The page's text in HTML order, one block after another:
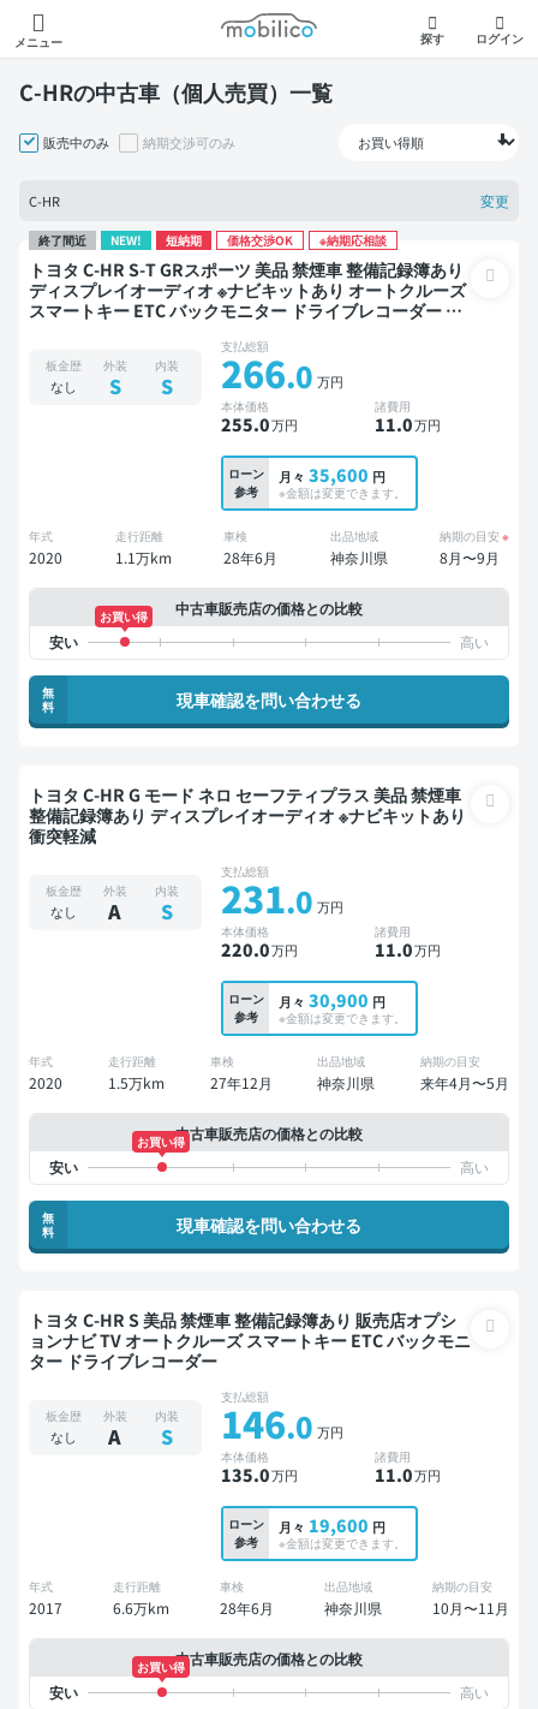
メニュー
モビリコ
探す ログイン
C-HRの中古車（個人売買）一覧
販売中のみ 納期交渉可のみ
C-HR 変更
終了間近 NEW! 短納期 価格交渉OK ※納期応相談
トヨタ C-HR S-T GRスポーツ 美品 禁煙車 整備記録簿あり
ディスプレイオーディオ ※ナビキットあり オートクルーズ
スマートキー ETC バックモニター ドライブレコーダー 衝
板金歴
なし
外装
S
内装
S
支払総額
266.0 万円
本体価格
255.0万円
諸費用
11.0万円
ローン
参考
月々 35,600 円
※金額は変更できます。
年式
2020
走行距離
1.1万km
車検
28年6月
出品地域
神奈川県
納期の目安 ※
8月〜9月
中古車販売店の価格との比較
お買い得
無
料
現車確認を問い合わせる
トヨタ C-HR G モード ネロ セーフティプラス 美品 禁煙車
整備記録簿あり ディスプレイオーディオ ※ナビキットあり
衝突軽減
板金歴
なし
外装
A
内装
S
支払総額
231.0 万円
本体価格
220.0万円
諸費用
11.0万円
ローン
参考
月々 30,900 円
※金額は変更できます。
年式
2020
走行距離
1.5万km
車検
27年12月
出品地域
神奈川県
納期の目安
来年4月〜5月
中古車販売店の価格との比較
お買い得
無
料
現車確認を問い合わせる
トヨタ C-HR S 美品 禁煙車 整備記録簿あり 販売店オプシ
ョンナビ TV オートクルーズ スマートキー ETC バックモニ
ター ドライブレコーダー
板金歴
なし
外装
A
内装
S
支払総額
146.0 万円
本体価格
135.0万円
諸費用
11.0万円
ローン
参考
月々 19,600 円
※金額は変更できます。
年式
2017
走行距離
6.6万km
車検
28年6月
出品地域
神奈川県
納期の目安
10月〜11月
中古車販売店の価格との比較
お買い得